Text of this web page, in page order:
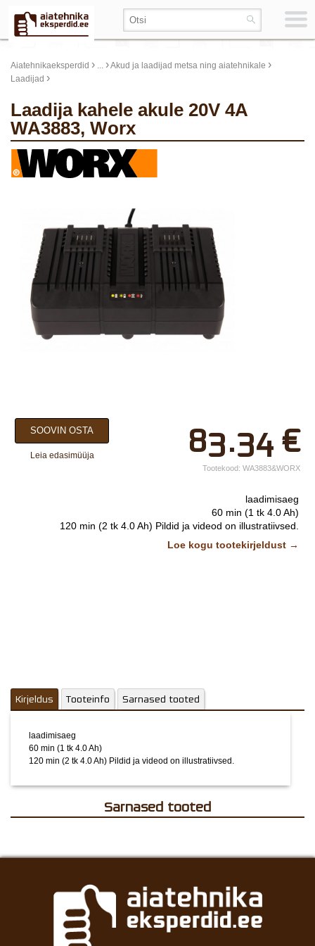
Aiatehnikaeksperdid › ... ›Akud ja laadijad metsa ning aiatehnikale ›
Laadijad ›
Laadija kahele akule 20V 4A
WA3883, Worx
×
Teie nimi*
Ettevõtte nimi.
Telefon*
E-post*
Vali lähim keskus*
83.34 €
SOOVIN OSTA
Leia edasimüüja
Tootekood: WA3883&WORX
laadimisaeg
60 min (1 tk 4.0 Ah)
120 min (2 tk 4.0 Ah) Pildid ja videod on illustratiivsed.
Loe kogu tootekirjeldust →
Kirjeldus Tooteinfo Sarnased tooted
laadimisaeg
60 min (1 tk 4.0 Ah)
120 min (2 tk 4.0 Ah) Pildid ja videod on illustratiivsed.
Sarnased tooted